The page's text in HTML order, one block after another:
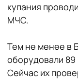
купания
МЧС.
Тем не менее в
оборудовали 89
Сейчас их